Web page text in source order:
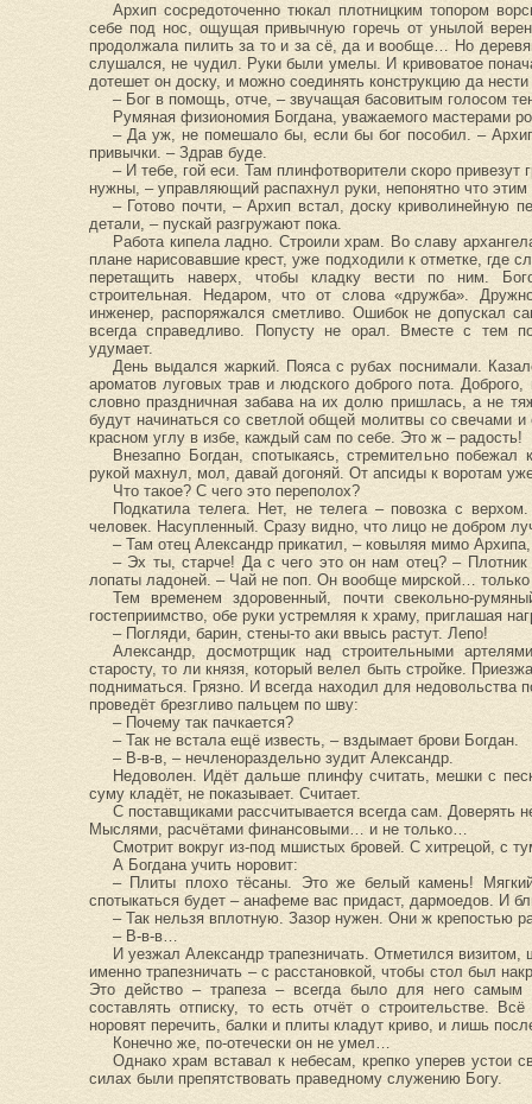
Архип сосредоточенно тюкал плотницким топором
себе под нос, ощущая привычную горечь от унылой
продолжала пилить за то и за сё, да и вообще… Но
слушался, не чудил. Руки были умелы. И кривоватое
дотешет он доску, и можно соединять конструкцию да
– Бог в помощь, отче, – звучащая басовитым голосом
Румяная физиономия Богдана, уважаемого мастерами
– Да уж, не помешало бы, если бы бог пособил. –
привычки. – Здрав буде.
– И тебе, гой еси. Там плинфотворители скоро
нужны, – управляющий распахнул руки, непонятно что
– Готово почти, – Архип встал, доску криволинейную
детали, – пускай разгружают пока.
Работа кипела ладно. Строили храм. Во славу
плане нарисовавшие крест, уже подходили к отметке, где
перетащить наверх, чтобы кладку вести по ним.
строительная. Недаром, что от слова «дружба».
инженер, распоряжался сметливо. Ошибок не допускал
всегда справедливо. Попусту не орал. Вместе с тем
удумает.
День выдался жаркий. Пояса с рубах поснимали.
ароматов луговых трав и людского доброго пота.
словно праздничная забава на их долю пришлась, а не
будут начинаться со светлой общей молитвы со свечами
красном углу в избе, каждый сам по себе. Это ж – радость!
Внезапно Богдан, спотыкаясь, стремительно
рукой махнул, мол, давай догоняй. От апсиды к воротам
Что такое? С чего это переполох?
Подкатила телега. Нет, не телега – повозка с
человек. Насупленный. Сразу видно, что лицо не добром
– Там отец Александр прикатил, – ковыляя мимо
– Эх ты, старче! Да с чего это он нам отец? –
лопаты ладоней. – Чай не поп. Он вообще мирской…
Тем временем здоровенный, почти свекольно-
гостеприимство, обе руки устремляя к храму, приглашая
– Погляди, барин, стены-то аки ввысь растут. Лепо!
Александр, досмотрщик над строительными
старосту, то ли князя, который велел быть стройке.
подниматься. Грязно. И всегда находил для недовольства
проведёт брезгливо пальцем по шву:
– Почему так пачкается?
– Так не встала ещё известь, – вздымает брови Богдан.
– В-в-в, – нечленораздельно зудит Александр.
Недоволен. Идёт дальше плинфу считать, мешки с
суму кладёт, не показывает. Считает.
С поставщиками рассчитывается всегда сам.
Мыслями, расчётами финансовыми… и не только…
Смотрит вокруг из-под мшистых бровей. С хитрецой, с
А Богдана учить норовит:
– Плиты плохо тёсаны. Это же белый камень!
спотыкаться будет – анафеме вас придаст, дармоедов. И
– Так нельзя вплотную. Зазор нужен. Они ж крепостью
– В-в-в…
И уезжал Александр трапезничать. Отметился
именно трапезничать – с расстановкой, чтобы стол был
Это действо – трапеза – всегда было для него
составлять отписку, то есть отчёт о строительстве.
норовят перечить, балки и плиты кладут криво, и лишь
Конечно же, по-отечески он не умел…
Однако храм вставал к небесам, крепко уперев устои
силах были препятствовать праведному служению Богу.